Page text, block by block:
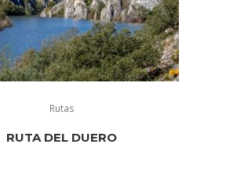
Rutas
RUTA DEL DUERO